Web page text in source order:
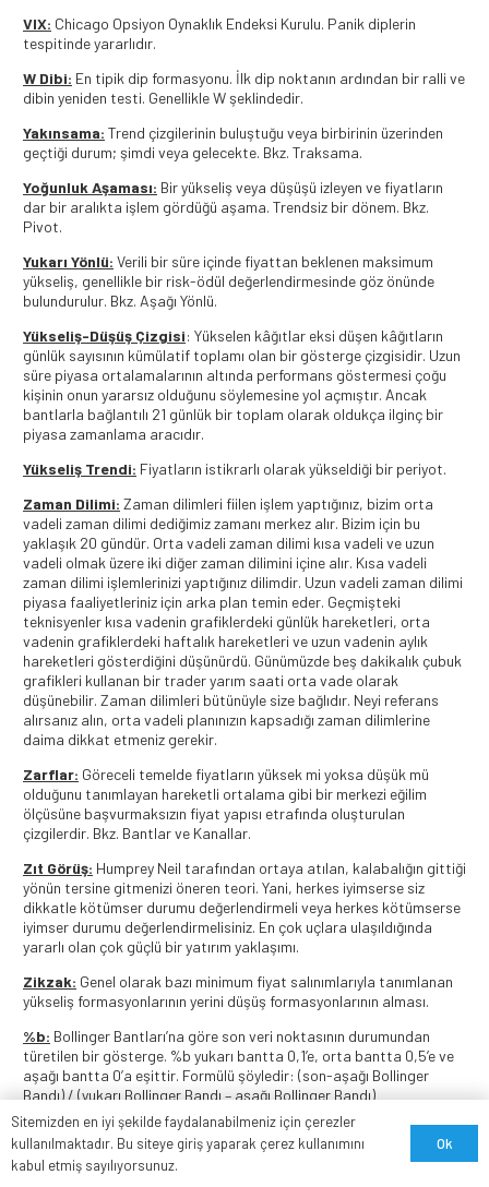
VIX: Chicago Opsiyon Oynaklık Endeksi Kurulu. Panik diplerin
tespitinde yararlıdır.
W Dibi: En tipik dip formasyonu. İlk dip noktanın ardından bir ralli ve
dibin yeniden testi. Genellikle W şeklindedir.
Yakınsama: Trend çizgilerinin buluştuğu veya birbirinin üzerinden
geçtiği durum; şimdi veya gelecekte. Bkz. Traksama.
Yoğunluk Aşaması: Bir yükseliş veya düşüşü izleyen ve fiyatların
dar bir aralıkta işlem gördüğü aşama. Trendsiz bir dönem. Bkz.
Pivot.
Yukarı Yönlü: Verili bir süre içinde fiyattan beklenen maksimum
yükseliş, genellikle bir risk-ödül değerlendirmesinde göz önünde
bulundurulur. Bkz. Aşağı Yönlü.
Yükseliş-Düşüş Çizgisi: Yükselen kâğıtlar eksi düşen kâğıtların
günlük sayısının kümülatif toplamı olan bir gösterge çizgisidir. Uzun
süre piyasa ortalamalarının altında performans göstermesi çoğu
kişinin onun yararsız olduğunu söylemesine yol açmıştır. Ancak
bantlarla bağlantılı 21 günlük bir toplam olarak oldukça ilginç bir
piyasa zamanlama aracıdır.
Yükseliş Trendi: Fiyatların istikrarlı olarak yükseldiği bir periyot.
Zaman Dilimi: Zaman dilimleri fiilen işlem yaptığınız, bizim orta
vadeli zaman dilimi dediğimiz zamanı merkez alır. Bizim için bu
yaklaşık 20 gündür. Orta vadeli zaman dilimi kısa vadeli ve uzun
vadeli olmak üzere iki diğer zaman dilimini içine alır. Kısa vadeli
zaman dilimi işlemlerinizi yaptığınız dilimdir. Uzun vadeli zaman dilimi
piyasa faaliyetleriniz için arka plan temin eder. Geçmişteki
teknisyenler kısa vadenin grafiklerdeki günlük hareketleri, orta
vadenin grafiklerdeki haftalık hareketleri ve uzun vadenin aylık
hareketleri gösterdiğini düşünürdü. Günümüzde beş dakikalık çubuk
grafikleri kullanan bir trader yarım saati orta vade olarak
düşünebilir. Zaman dilimleri bütünüyle size bağlıdır. Neyi referans
alırsanız alın, orta vadeli planınızın kapsadığı zaman dilimlerine
daima dikkat etmeniz gerekir.
Zarflar: Göreceli temelde fiyatların yüksek mi yoksa düşük mü
olduğunu tanımlayan hareketli ortalama gibi bir merkezi eğilim
ölçüsüne başvurmaksızın fiyat yapısı etrafında oluşturulan
çizgilerdir. Bkz. Bantlar ve Kanallar.
Zıt Görüş: Humprey Neil tarafından ortaya atılan, kalabalığın gittiği
yönün tersine gitmenizi öneren teori. Yani, herkes iyimserse siz
dikkatle kötümser durumu değerlendirmeli veya herkes kötümserse
iyimser durumu değerlendirmelisiniz. En çok uçlara ulaşıldığında
yararlı olan çok güçlü bir yatırım yaklaşımı.
Zikzak: Genel olarak bazı minimum fiyat salınımlarıyla tanımlanan
yükseliş formasyonlarının yerini düşüş formasyonlarının alması.
%b: Bollinger Bantları’na göre son veri noktasının durumundan
türetilen bir gösterge. %b yukarı bantta 0,1’e, orta bantta 0,5’e ve
aşağı bantta 0’a eşittir. Formülü şöyledir: (son-aşağı Bollinger
Bandı) / (yukarı Bollinger Bandı – aşağı Bollinger Bandı)
Sitemizden en iyi şekilde faydalanabilmeniz için çerezler
kullanılmaktadır. Bu siteye giriş yaparak çerez kullanımını
kabul etmiş sayılıyorsunuz.
Ok